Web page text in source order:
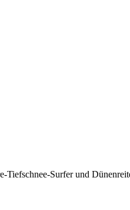
Tiefschnee-Surfer und